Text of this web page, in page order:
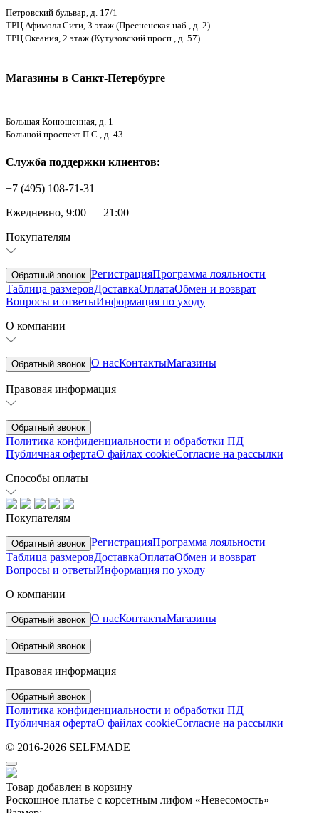
Петровский бульвар, д. 17/1
ТРЦ Афимолл Сити, 3 этаж (Пресненская наб., д. 2)
ТРЦ Океания, 2 этаж (Кутузовский просп., д. 57)
Магазины в Санкт-Петербурге
Большая Конюшенная, д. 1
Большой проспект П.С., д. 43
Служба поддержки клиентов:
+7 (495) 108-71-31
Ежедневно, 9:00 — 21:00
Покупателям
Обратный звонок РегистрацияПрограмма лояльности
Таблица размеровДоставкаОплатаОбмен и возврат
Вопросы и ответыИнформация по уходу
О компании
Обратный звонок О насКонтактыМагазины
Правовая информация
Обратный звонок
Политика конфиденциальности и обработки ПД
Публичная офертаО файлах cookieСогласие на рассылки
Способы оплаты
Покупателям
Обратный звонок РегистрацияПрограмма лояльности
Таблица размеровДоставкаОплатаОбмен и возврат
Вопросы и ответыИнформация по уходу
О компании
Обратный звонок О насКонтактыМагазины
Обратный звонок
Правовая информация
Обратный звонок
Политика конфиденциальности и обработки ПД
Публичная офертаО файлах cookieСогласие на рассылки
© 2016-2026 SELFMADE
Товар добавлен в корзину
Роскошное платье с корсетным лифом «Невесомость»